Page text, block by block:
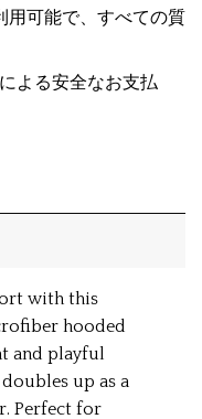
用可能で、すべての質
よる安全なお支払
with this
hooded
and playful
up as a
Perfect for